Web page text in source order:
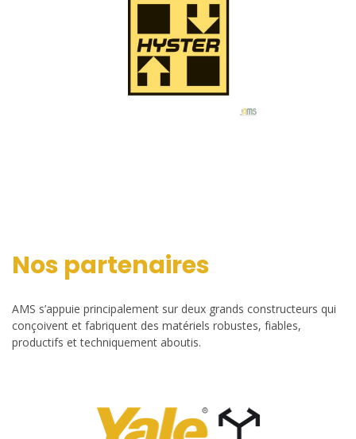
Nos partenaires
AMS s’appuie principalement sur deux grands constructeurs qui
conçoivent et fabriquent des matériels robustes, fiables,
productifs et techniquement aboutis.